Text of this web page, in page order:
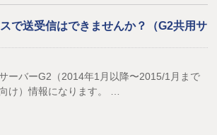
で送受信はできませんか？（G2共用サ
ーバーG2（2014年1月以降〜2015/1月まで
け）情報になります。 …